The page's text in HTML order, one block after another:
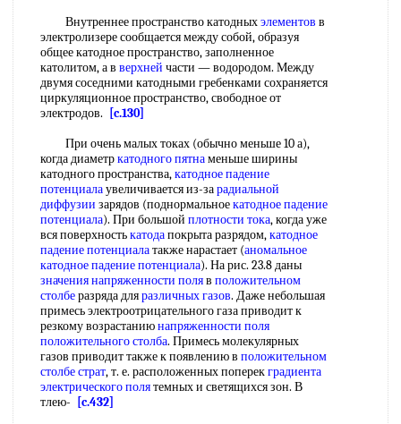
Внутреннее пространство катодныхэлементов в
электролизере сообщается между собой, образуя
общее катодное пространство, заполненное
католитом, а в верхней части — водородом. Между
двумя соседними катодными гребенками сохраняется
циркуляционное пространство, свободное от
электродов.
[c.130]
При очень малых токах (обычно меньше 10 а),
когда диаметркатодного пятнаменьше ширины
катодного пространства,катодное падение
потенциалаувеличивается из-зарадиальной
диффузии зарядов (поднормальноекатодное падение
потенциала). При большой плотности тока, когда уже
вся поверхностькатодапокрыта разрядом,катодное
падение потенциалатакже нарастает (аномальное
катодное падение потенциала). На рис. 23.8 даны
значениянапряженности поляв положительном
столберазряда дляразличных газов. Даже небольшая
примесь электроотрицательного газа приводит к
резкому возрастаниюнапряженности поля
положительного столба. Примесь молекулярных
газов приводит также к появлению в положительном
столбестрат, т. е. расположенных поперекградиента
электрического полятемных и светящихся зон. В
тлею-
[c.432]